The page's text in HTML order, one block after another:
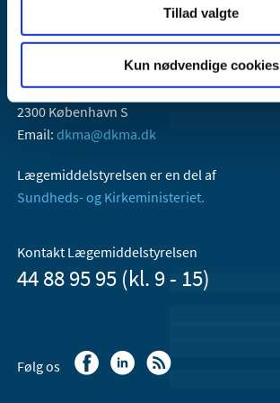
Tillad valgte
Kun nødvendige cookies
Lægemiddelstyrelsen
Axel Heides Gade 1
2300 København S
Email: dkma@dkma.dk
Lægemiddelstyrelsen er en del af
Sundheds- og Kirkeministeriet.
Kontakt Lægemiddelstyrelsen
44 88 95 95 (kl. 9 - 15)
Følg os